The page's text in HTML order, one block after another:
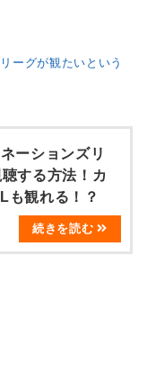
ーグが観たいという
ーションズリ
する方法！カ
も観れる！？